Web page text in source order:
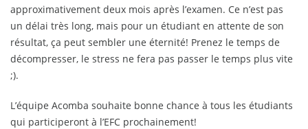
approximativement deux mois après l’examen. Ce n’est pas
un délai très long, mais pour un étudiant en attente de son
résultat, ça peut sembler une éternité! Prenez le temps de
décompresser, le stress ne fera pas passer le temps plus vite
;).
L’équipe Acomba souhaite bonne chance à tous les étudiants
qui participeront à l’EFC prochainement!